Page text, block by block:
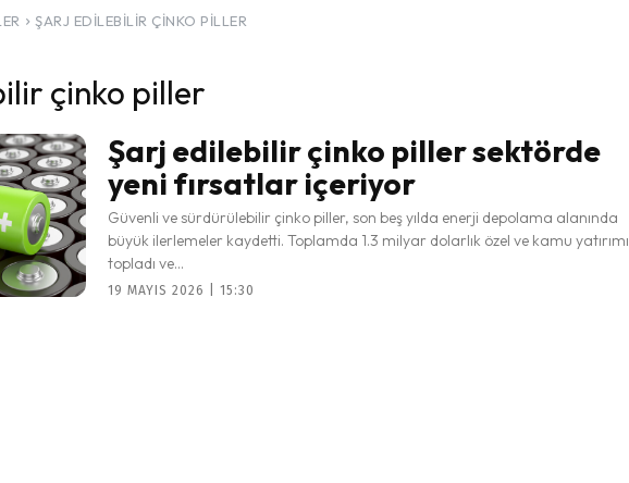
ŞARJ EDILEBILIR ÇINKO PILLER
çinko piller
Şarj edilebilir çinko piller sektörde
yeni fırsatlar içeriyor
Güvenli ve sürdürülebilir çinko piller, son beş yılda enerji depolama alanında
büyük ilerlemeler kaydetti. Toplamda 1.3 milyar dolarlık özel ve kamu yatırımı
topladı ve...
19 MAYIS 2026 | 15:30